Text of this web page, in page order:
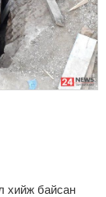
хийж байсан